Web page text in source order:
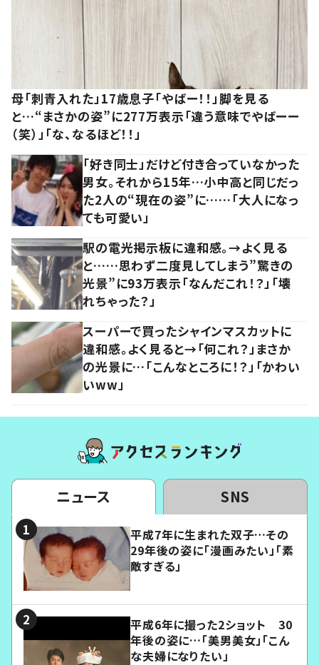
母「刺青入れた」17歳息子「やばー！！」脚を見る
と…“まさかの姿”に277万表示「違う意味でやばーー
（笑）」「な、なるほど！！」
「好き同士」だけど付き合っていなかった
男女。それから15年…小中高と同じだっ
た2人の“現在の姿”に……「大人になっ
ても可愛い」
駅の電光掲示板に違和感。→よく見る
と……思わず二度見してしまう”驚きの
光景”に93万表示「なんだこれ！？」「壊
れちゃった？」
スーパーで買ったシャインマスカットに
違和感。よく見ると→「何これ？」まさか
の光景に…「こんなところに！？」「かわい
いww」
ニュース SNS
平成7年に生まれた双子…その
29年後の姿に「漫画みたい」「素
敵すぎる」
平成6年に撮った2ショット 30
年後の姿に…「美男美女」「こん
な夫婦になりたい」